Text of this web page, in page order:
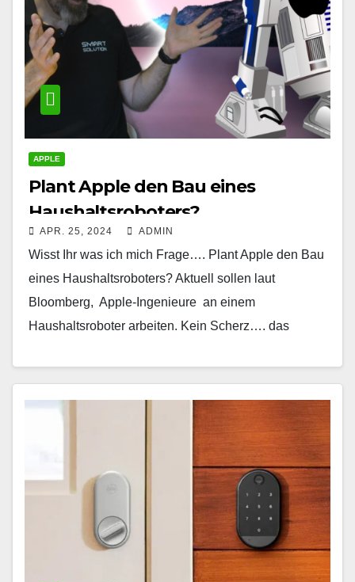
APPLE
Plant Apple den Bau eines
Haushaltsroboters?
APR. 25, 2024 ADMIN
Wisst Ihr was ich mich Frage…. Plant Apple den Bau
eines Haushaltsroboters? Aktuell sollen laut
Bloomberg, Apple-Ingenieure an einem
Haushaltsroboter arbeiten. Kein Scherz…. das